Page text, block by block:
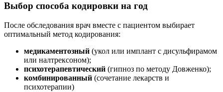
Выбор способа кодировки на год
После обследования врач вместе с пациентом выбирает
оптимальный метод кодирования:
медикаментозный (укол или имплант с дисульфирамом
или налтрексоном);
психотерапевтический (гипноз по методу Довженко);
комбинированный (сочетание лекарств и
психотерапии)